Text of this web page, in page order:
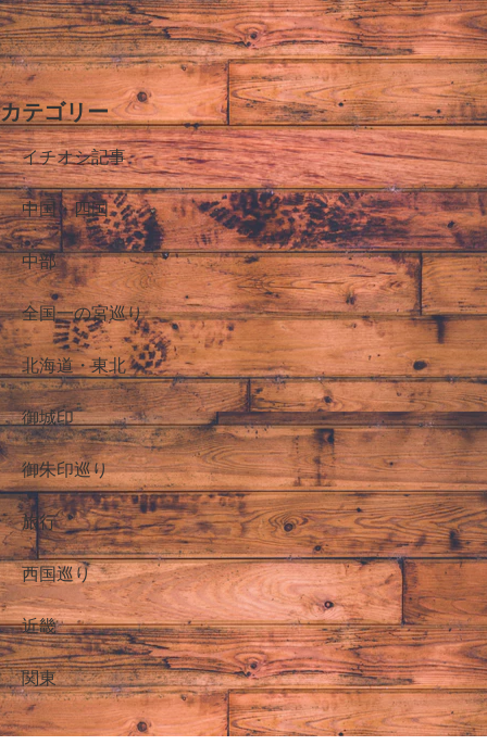
カテゴリー
イチオシ記事
中国・四国
中部
全国一の宮巡り
北海道・東北
御城印
御朱印巡り
旅行
西国巡り
近畿
関東